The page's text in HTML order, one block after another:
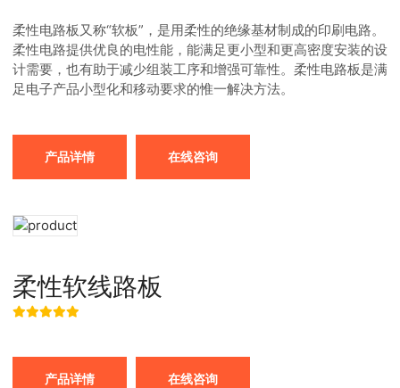
柔性电路板又称“软板”，是用柔性的绝缘基材制成的印刷电路。
柔性电路提供优良的电性能，能满足更小型和更高密度安装的设
计需要，也有助于减少组装工序和增强可靠性。柔性电路板是满
足电子产品小型化和移动要求的惟一解决方法。
产品详情 在线咨询
柔性软线路板
产品详情 在线咨询